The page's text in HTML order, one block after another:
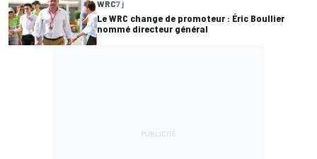
WRC7 j
Le WRC change de promoteur : Éric Boullier
nommé directeur général